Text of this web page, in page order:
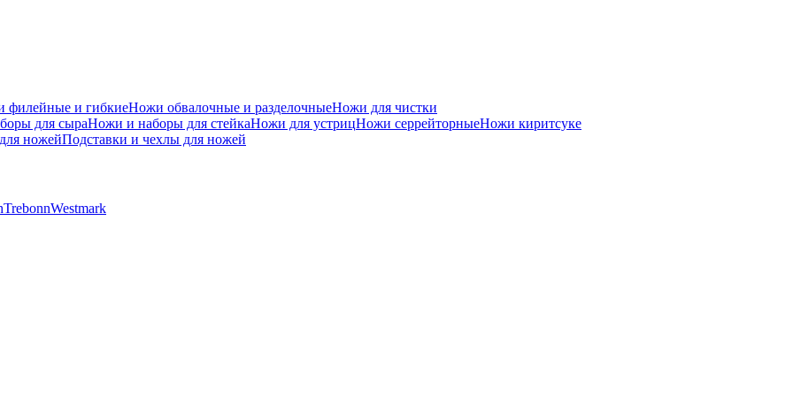
филейные и гибкиеНожи обвалочные и разделочныеНожи для чистки
для сыраНожи и наборы для стейкаНожи для устрицНожи серрейторныеНожи киритсуке
ножейПодставки и чехлы для ножей
TrebonnWestmark